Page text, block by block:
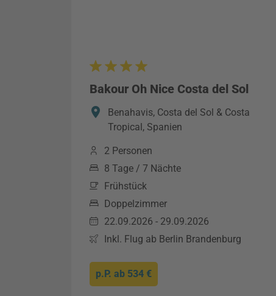
Bakour Oh Nice Costa del Sol
Benahavis, Costa del Sol & Costa
Tropical, Spanien
2 Personen
8 Tage / 7 Nächte
Frühstück
Doppelzimmer
22.09.2026 - 29.09.2026
Inkl. Flug ab Berlin Brandenburg
p.P. ab 534 €